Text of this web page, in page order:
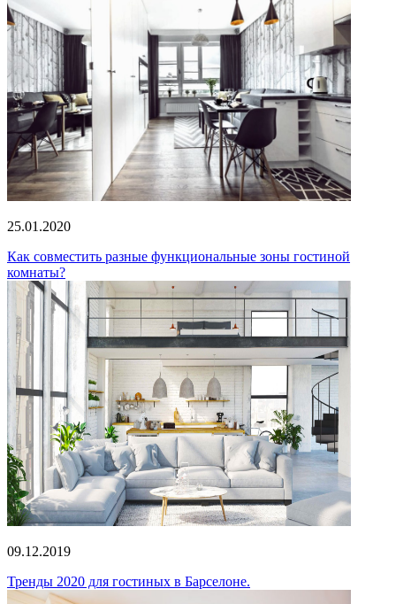
25.01.2020
Как совместить разные функциональные зоны гостиной
комнаты?
09.12.2019
Тренды 2020 для гостиных в Барселоне.